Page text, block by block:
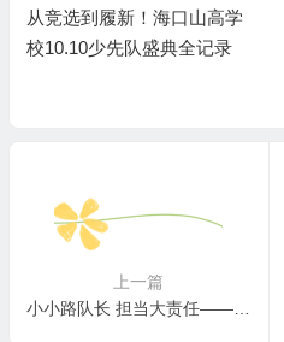
从竞选到履新！海口山高学
校10.10少先队盛典全记录
上一篇
小小路队长 担当大责任——海口山高学校2025年秋季路队长专题培训 !